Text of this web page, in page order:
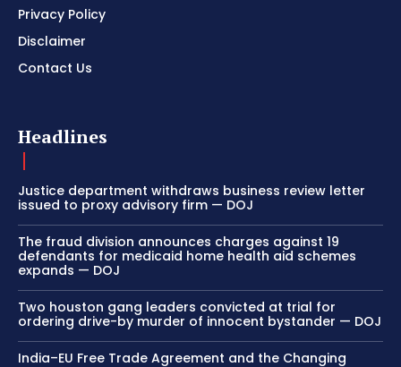
Privacy Policy
Disclaimer
Contact Us
Headlines
Justice department withdraws business review letter
issued to proxy advisory firm — DOJ
The fraud division announces charges against 19
defendants for medicaid home health aid schemes
expands — DOJ
Two houston gang leaders convicted at trial for
ordering drive-by murder of innocent bystander — DOJ
India–EU Free Trade Agreement and the Changing